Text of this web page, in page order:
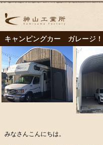
キャンピングカー ガレージ！
みなさんこんにちは。